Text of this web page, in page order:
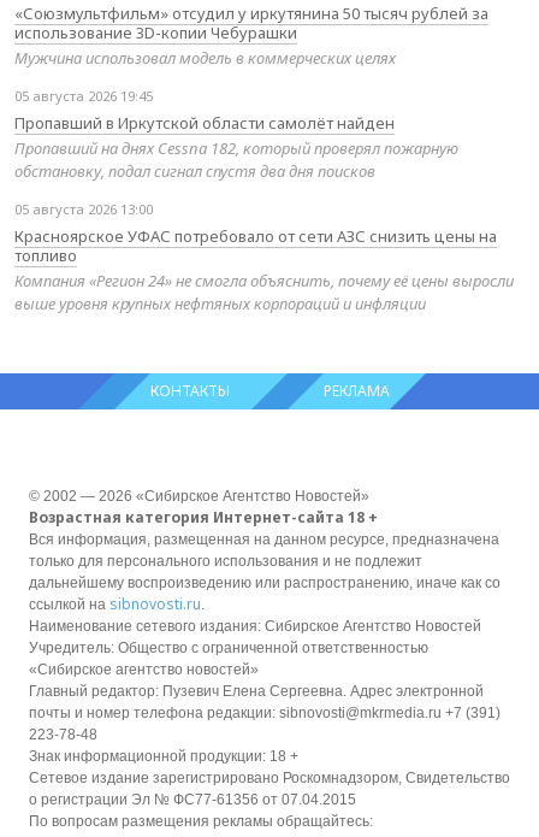
«Союзмультфильм» отсудил у иркутянина 50 тысяч рублей за
использование 3D-копии Чебурашки
Мужчина использовал модель в коммерческих целях
05 августа 2026 19:45
Пропавший в Иркутской области самолёт найден
Пропавший на днях Cessna 182, который проверял пожарную
обстановку, подал сигнал спустя два дня поисков
05 августа 2026 13:00
Красноярское УФАС потребовало от сети АЗС снизить цены на
топливо
Компания «Регион 24» не смогла объяснить, почему её цены выросли
выше уровня крупных нефтяных корпораций и инфляции
КОНТАКТЫ РЕКЛАМА
© 2002 — 2026 «Сибирское Агентство Новостей»
Возрастная категория Интернет-сайта 18 +
Вся информация, размещенная на данном ресурсе, предназначена
только для персонального использования и не подлежит
дальнейшему воспроизведению или распространению, иначе как со
ссылкой на sibnovosti.ru
Наименование сетевого издания: Сибирское Агентство Новостей
Учредитель: Общество с ограниченной ответственностью
«Сибирское агентство новостей»
Главный редактор: Пузевич Елена Сергеевна. Адрес электронной
почты и номер телефона редакции: sibnovosti@mkrmedia.ru +7 (391)
223-78-48
Знак информационной продукции: 18 +
Сетевое издание зарегистрировано Роскомнадзором, Свидетельство
о регистрации Эл № ФС77-61356 от 07.04.2015
По вопросам размещения рекламы обращайтесь: